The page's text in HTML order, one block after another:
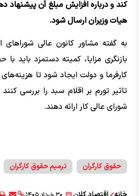
کند و درباره افزایش مبلغ آن
هیات وزیران ارسال شود.
به گفته مشاور کانون عالی شوراهای
بازنگری مزایا، کمیته دستمزد باید با
کارفرما و دولت ایجاد شود تا
تاثیر تورم بر اقلام سبد را بررسی
شورای عالی کار ارائه دهند.
حقوق کارگران ترمیم حقوق کارگران